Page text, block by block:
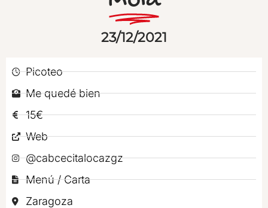
23/12/2021
Picoteo
Me quedé bien
15€
Web
@cabcecitalocazgz
Menú / Carta
Zaragoza